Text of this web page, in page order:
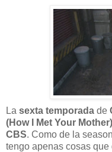
La sexta temporada de
(How I Met Your Mother)
CBS. Como de la
tengo apenas cosas